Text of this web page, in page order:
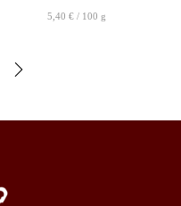
5,40 € / 100 g